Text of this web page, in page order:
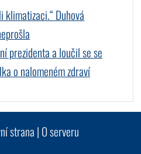
klimatizaci.“ Duhová
prezidenta a loučil se se
o nalomeném zdraví
strana | O serveru